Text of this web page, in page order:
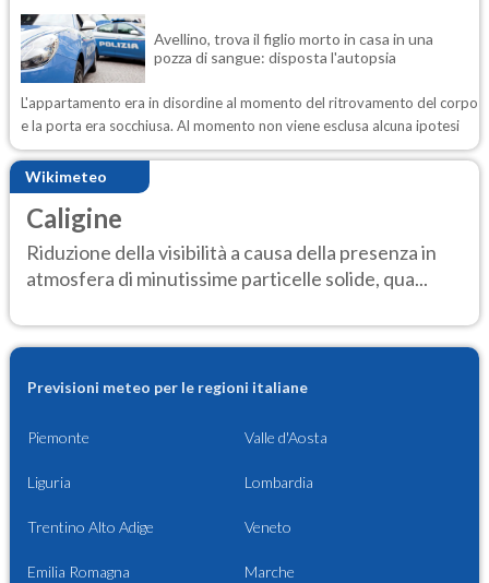
Avellino, trova il figlio morto in casa in una
pozza di sangue: disposta l'autopsia
L'appartamento era in disordine al momento del ritrovamento del corpo
e la porta era socchiusa. Al momento non viene esclusa alcuna ipotesi
Wikimeteo
Caligine
Riduzione della visibilità a causa della presenza in
atmosfera di minutissime particelle solide, qua...
Previsioni meteo per le regioni italiane
Piemonte Valle d'Aosta
Liguria Lombardia
Trentino Alto Adige Veneto
Emilia Romagna Marche